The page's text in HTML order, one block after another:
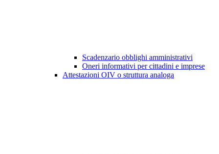
Scadenzario obblighi amministrativi
Oneri informativi per cittadini e imprese
Attestazioni OIV o struttura analoga